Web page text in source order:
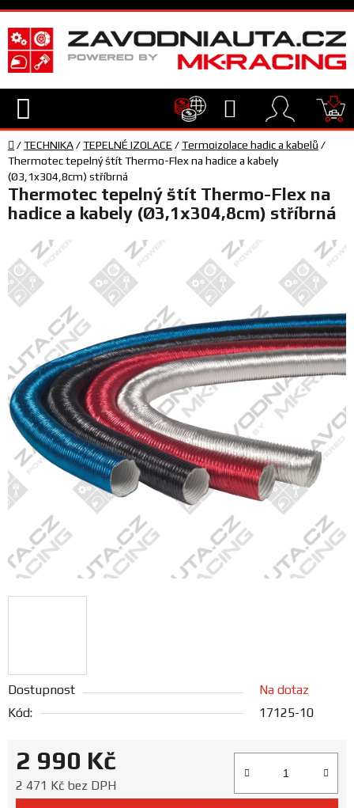
Přejít
na
obsah
Hledat
TECHNIKA
VYBAVENÍ
JEZDEC
TÝM
A
SERVIS
FANOUŠCI
Profil
firmy
Obchodní
podmínky
Doprava
Blog
katalogy
Prodejny
Domů
/TECHNIKA/TEPELNÉ IZOLACE /Termoizolace hadic a kabelů /
Thermotec tepelný štít Thermo-Flex na hadice a kabely
(Ø3,1x304,8cm) stříbrná
Dostupnost
Na dotaz
Kód:
17125-10
2 990 Kč
2 471 Kč bez DPH
Thermotec tepelný štít Thermo-Flex na
hadice a kabely (Ø3,1x304,8cm) stříbrná